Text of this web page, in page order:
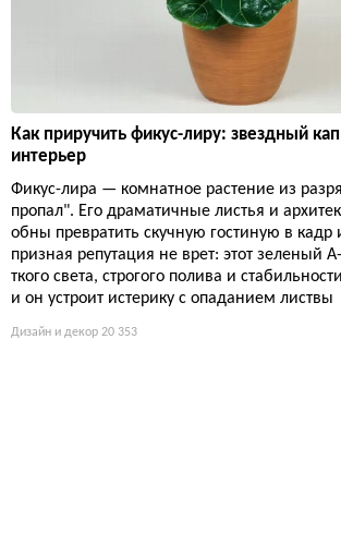
Как приручить фикус-лиру: звездный
интерьер
Фикус-лира — комнатное растение из
пропал". Его драматичные листья и
обны превратить скучную гостиную в кадр
призная репутация не врет: этот зеленый
ткого света, строгого полива и
и он устроит истерику с опаданием листвы
Дизайн и декор 20 353